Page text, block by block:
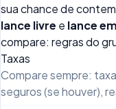
sua chance de
lance livre e lance
compare: regras do
Taxas
Compare sempre:
seguros (se houver),